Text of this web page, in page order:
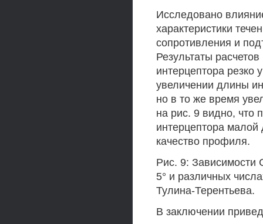
Исследовано
характеристики
сопротивления и
Результаты
интерцептора резко
увеличении длины
но в то же время
на рис. 9 видно, что
интерцептора
качество профиля.
Рис. 9: Зависимости
5° и различных
Тулина-Терентьева.
В заключении